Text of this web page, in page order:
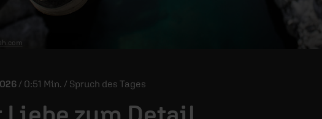
/ 0:51 Min. / Spruch des Tages